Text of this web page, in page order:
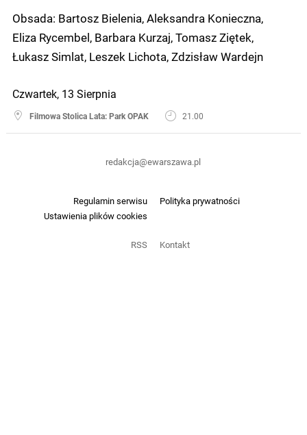
Obsada: Bartosz Bielenia, Aleksandra Konieczna,
Eliza Rycembel, Barbara Kurzaj, Tomasz Ziętek,
Łukasz Simlat, Leszek Lichota, Zdzisław Wardejn
Czwartek, 13 Sierpnia
Filmowa Stolica Lata: Park OPAK 21.00
Regulamin serwisu
Polityka prywatności
Ustawienia plików cookies
RSS Kontakt
redakcja@ewarszawa.pl